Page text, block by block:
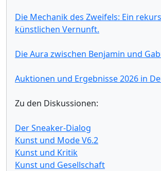
Die Mechanik des Zweifels: Ein
künstlichen Vernunft.
Die Aura zwischen Benjamin und
Auktionen und Ergebnisse 2026 in
Zu den Diskussionen:
Der Sneaker-Dialog
Kunst und Mode V6.2
Kunst und Kritik
Kunst und Gesellschaft